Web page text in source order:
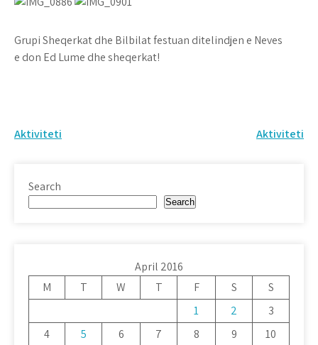
Grupi Sheqerkat dhe Bilbilat festuan ditelindjen e Neves
e don Ed Lume dhe sheqerkat!
Post
Aktiviteti Aktiviteti
Search
Search
April 2016
M
T W T F S
S
1
2
3
4
5 6 7 8 9 10